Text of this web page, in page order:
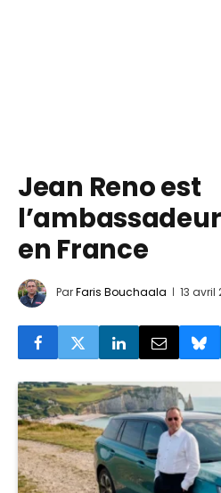
Jean Reno est
l’ambassadeur
en France
ParFaris Bouchaala 13 avril
© Omoda & Jaecoo France